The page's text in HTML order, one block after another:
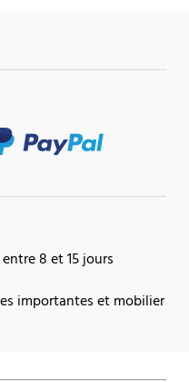
8 et 15 jours
importantes et mobilier